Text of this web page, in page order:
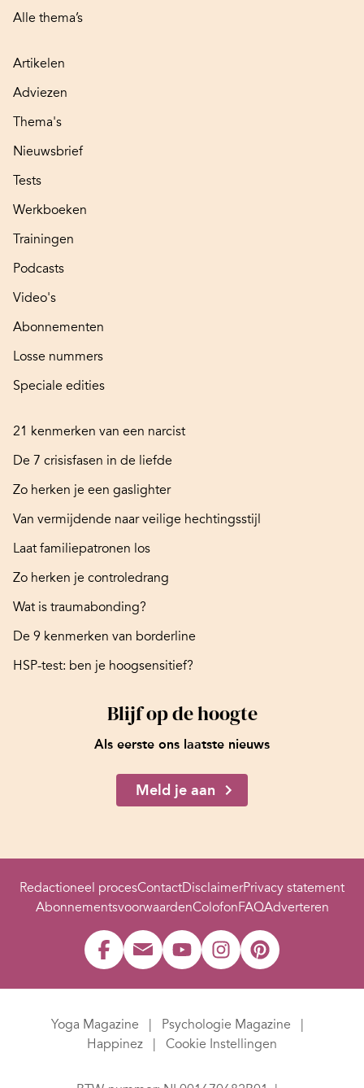
Alle thema’s
Artikelen
Adviezen
Thema's
Nieuwsbrief
Tests
Werkboeken
Trainingen
Podcasts
Video's
Abonnementen
Losse nummers
Speciale edities
21 kenmerken van een narcist
De 7 crisisfasen in de liefde
Zo herken je een gaslighter
Van vermijdende naar veilige hechtingsstijl
Laat familiepatronen los
Zo herken je controledrang
Wat is traumabonding?
De 9 kenmerken van borderline
HSP-test: ben je hoogsensitief?
Blijf op de hoogte
Als eerste ons laatste nieuws
Meld je aan
Redactioneel procesContactDisclaimerPrivacy statement
AbonnementsvoorwaardenColofonFAQAdverteren
Yoga Magazine
Psychologie Magazine
Happinez
Cookie Instellingen